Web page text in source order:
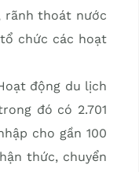
rãnh thoát nước
chức các hoạt
động du lịch
đó có 2.701
cho gần 100
thức, chuyển